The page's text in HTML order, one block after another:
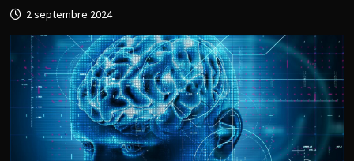
2 septembre 2024